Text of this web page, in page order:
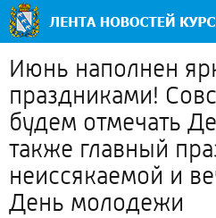
Июнь наполнен
праздниками!
будем отмечать
также главный
неиссякаемой и
День молодежи